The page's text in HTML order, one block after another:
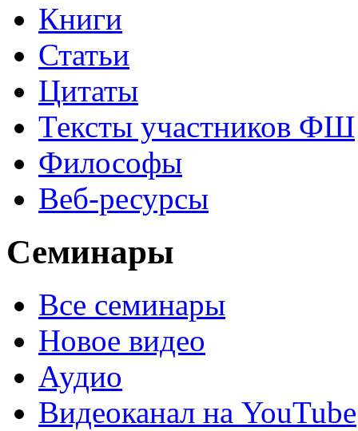
Книги
Статьи
Цитаты
Тексты участников ФШ
Философы
Веб-ресурсы
Семинары
Все семинары
Новое видео
Аудио
Видеоканал на YouTube